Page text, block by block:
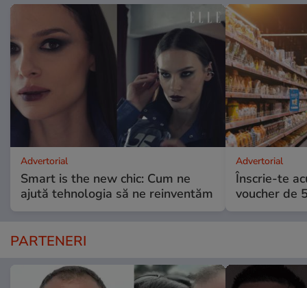
Advertorial
Smart is the new chic: Cum ne
ajută tehnologia să ne reinventăm
Advertorial
Înscrie-te
voucher de
PARTENERI